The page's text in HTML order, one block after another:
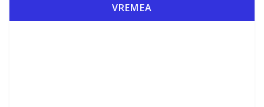
VREMEA